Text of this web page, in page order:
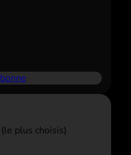
(le plus choisis)